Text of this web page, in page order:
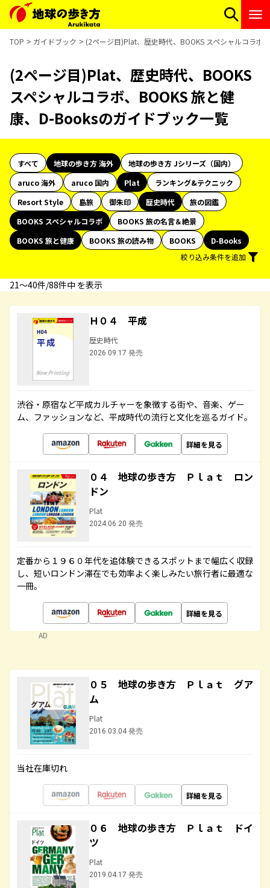
TOP ガイドブック (2ページ目)Plat、歴史時代、BOOKS スペシャルコラボ
(2ページ目)Plat、歴史時代、BOOKS
スペシャルコラボ、BOOKS 旅と健
康、D-Booksのガイドブック一覧
すべて 地球の歩き方 海外
地球の歩き方 Jシリーズ（国内）
aruco 海外
aruco 国内 Plat
ランキング&テクニック
Resort Style
島旅 御朱印 歴史時代
旅の図鑑
BOOKS スペシャルコラボ
BOOKS 旅の名言＆絶景
BOOKS 旅と健康
BOOKS 旅の読み物 BOOKS
D-Books
絞り込み条件を追加
21〜40件/88件中 を表示
Ｈ０４ 平成
歴史時代
2026.09.17 発売
渋谷・原宿など平成カルチャーを象徴する街や、音楽、ゲー
ム、ファッションなど、平成時代の流行と文化を巡るガイド。
詳細を見る
０４ 地球の歩き方 Ｐｌａｔ ロン
ドン
Plat
2024.06.20 発売
定番から１９６０年代を追体験できるスポットまで幅広く収録
し、短いロンドン滞在でも効率よく楽しみたい旅行者に最適な
一冊。
詳細を見る
AD
０５ 地球の歩き方 Ｐｌａｔ グア
ム
Plat
2016.03.04 発売
当社在庫切れ
詳細を見る
０６ 地球の歩き方 Ｐｌａｔ ドイ
ツ
Plat
2019.04.17 発売